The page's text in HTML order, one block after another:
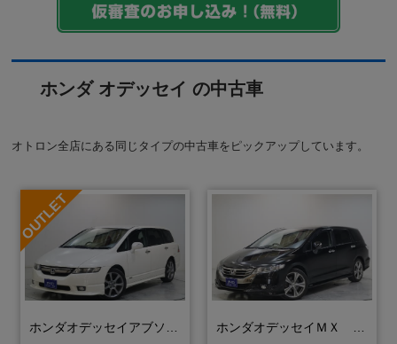
ホンダ オデッセイ の中古車
オトロン全店にある同じタイプの中古車をピックアップしています。
ホンダオデッセイアブソルート ホンダオデッセイＭＸ エアロパッケージ